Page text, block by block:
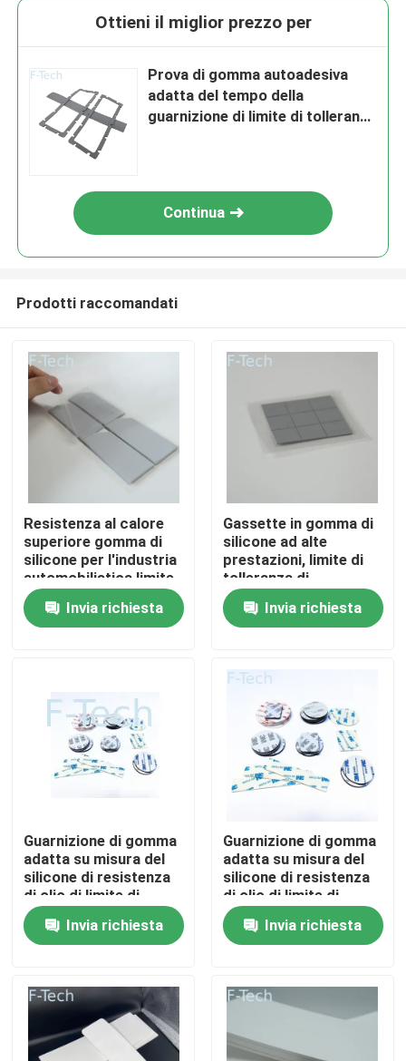
Casa.
Prodotti
Spettacolo VR
Su di noi
Controllo della qualità
Contattaci
Notizie
Casi
Ottieni il miglior prezzo per
Prova di gomma autoadesiva
adatta del tempo della
guarnizione di limite di tolleranza
Continua
Prodotti raccomandati
Resistenza al calore
superiore gomma di
silicone per l'industria
automobilistica limite
di tolleranza di
adattabilitàInvia richiesta
Gassette in gomma di
silicone ad alte
prestazioni, limite di
tolleranza di
adattamento per il
settore
automobilistico
Invia richiesta
Guarnizione di gomma
adatta su misura del
silicone di resistenza
di olio di limite di
tolleranza per
automobilistico
Invia richiesta
Guarnizione di gomma
adatta su misura del
silicone di resistenza
di olio di limite di
tolleranza per
automobilistico
Invia richiesta